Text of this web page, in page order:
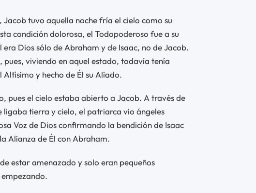
tuvo aquella noche fría el cielo como su
condición dolorosa, el Todopoderoso fue a su
Dios sólo de Abraham y de Isaac, no de Jacob.
viviendo en aquel estado, todavía tenía
y hecho de Él su Aliado.
pues el cielo estaba abierto a Jacob. A través de
ligaba tierra y cielo, el patriarca vio ángeles
Voz de Dios confirmando la bendición de Isaac
Alianza de Él con Abraham.
estar amenazado y solo eran pequeños